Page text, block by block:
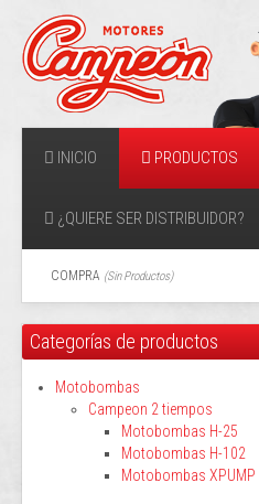
INICIO PRODUCTOS
¿QUIERE SER DISTRIBUIDOR?
COMPRA (Sin Productos)
Categorías de productos
Motobombas
Campeon 2 tiempos
Motobombas H-25
Motobombas H-102
Motobombas XPUMP